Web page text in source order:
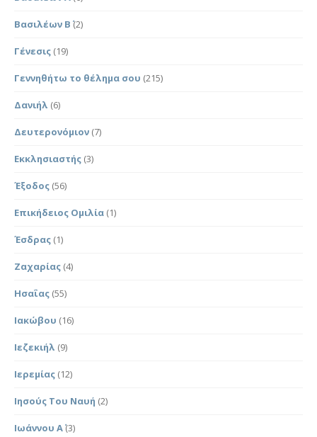
Βασιλέων Β΄ (2)
Γένεσις (19)
Γεννηθήτω το θέλημα σου (215)
Δανιήλ (6)
Δευτερονόμιον (7)
Εκκλησιαστής (3)
Έξοδος (56)
Επικήδειος Ομιλία (1)
Έσδρας (1)
Ζαχαρίας (4)
Ησαΐας (55)
Ιακώβου (16)
Ιεζεκιήλ (9)
Ιερεμίας (12)
Ιησούς Του Ναυή (2)
Ιωάννου Α΄(3)